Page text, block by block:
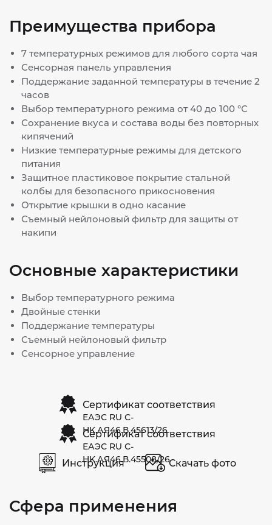
Преимущества прибора
7 температурных режимов для любого сорта чая
Сенсорная панель управления
Поддержание заданной температуры в течение 2
часов
Выбор температурного режима от 40 до 100 °С
Сохранение вкуса и состава воды без повторных
кипячений
Низкие температурные режимы для детского
питания
Защитное пластиковое покрытие стальной
колбы для безопасного прикосновения
Открытие крышки в одно касание
Съемный нейлоновый фильтр для защиты от
накипи
Основные характеристики
Выбор температурного режима
Двойные стенки
Поддержание температуры
Съемный нейлоновый фильтр
Сенсорное управление
Сертификат соответствия
ЕАЭС RU С-
HK.АЯ46.В.45613/26
Сертификат соответствия
ЕАЭС RU С-
HK.АЯ46.В.45508/26
Инструкция Скачать фото
Сфера применения